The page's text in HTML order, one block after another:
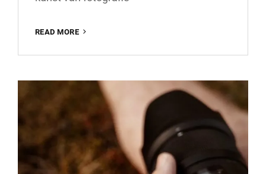
READ MORE
MAGIE
FOTOGRAFIE
INTENSIEVE
FOTOCURSUS
DAG